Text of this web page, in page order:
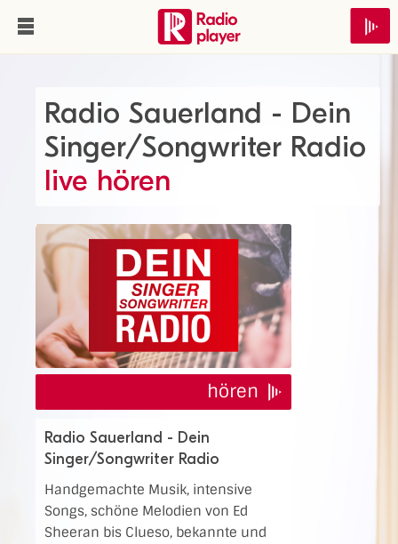
Radio Sauerland - Dein
Singer/Songwriter Radio
live hören
hören
Radio Sauerland - Dein
Singer/Songwriter Radio
Handgemachte Musik, intensive
Songs, schöne Melodien von Ed
Sheeran bis Clueso, bekannte und